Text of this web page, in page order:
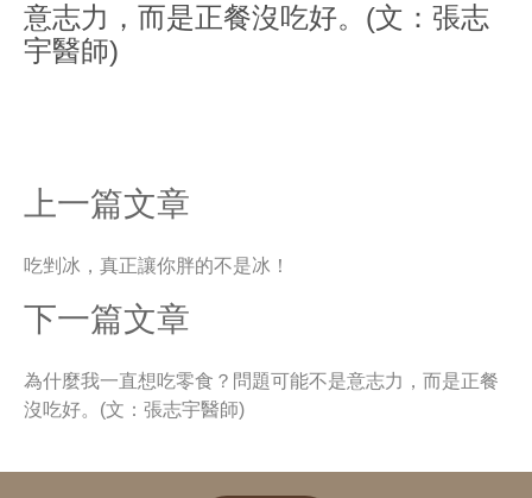
意志力，而是正餐沒吃好。(文：張志
宇醫師)
上一篇文章
吃剉冰，真正讓你胖的不是冰！
下一篇文章
為什麼我一直想吃零食？問題可能不是意志力，而是正餐
沒吃好。(文：張志宇醫師)